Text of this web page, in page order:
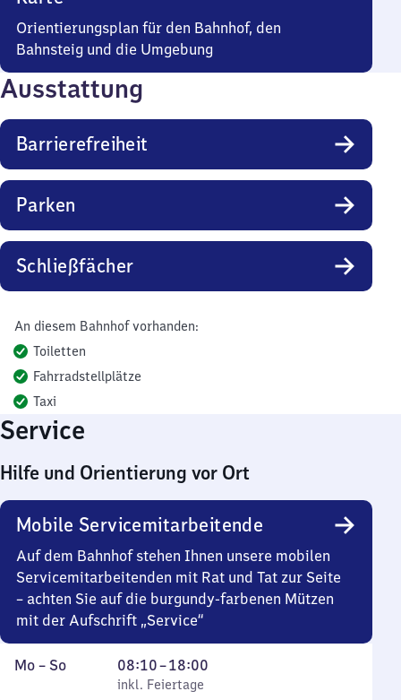
Orientierungsplan für den Bahnhof, den
Bahnsteig und die Umgebung
Ausstattung
Barrierefreiheit
Parken
Schließfächer
An diesem Bahnhof vorhanden:
Toiletten
Fahrradstellplätze
Taxi
Service
Hilfe und Orientierung vor Ort
Mobile Servicemitarbeitende
Auf dem Bahnhof stehen Ihnen unsere mobilen
Servicemitarbeitenden mit Rat und Tat zur Seite
– achten Sie auf die burgundy-farbenen Mützen
mit der Aufschrift „Service“
Montag
Mo – So,
inkl. Feiertage
08:10–18:00
Von
8
inkl. Feiertage